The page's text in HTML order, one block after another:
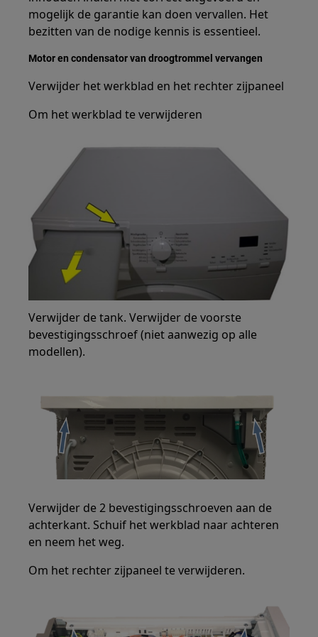
mogelijk de garantie kan doen vervallen. Het
bezitten van de nodige kennis is essentieel.
Motor en condensator van droogtrommel vervangen
Verwijder het werkblad en het rechter zijpaneel
Om het werkblad te verwijderen
Verwijder de tank. Verwijder de voorste
bevestigingsschroef (niet aanwezig op alle
modellen).
Verwijder de 2 bevestigingsschroeven aan de
achterkant. Schuif het werkblad naar achteren
en neem het weg.
Om het rechter zijpaneel te verwijderen.